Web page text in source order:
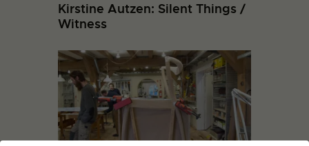
Kirstine Autzen: Silent Things /
Witness